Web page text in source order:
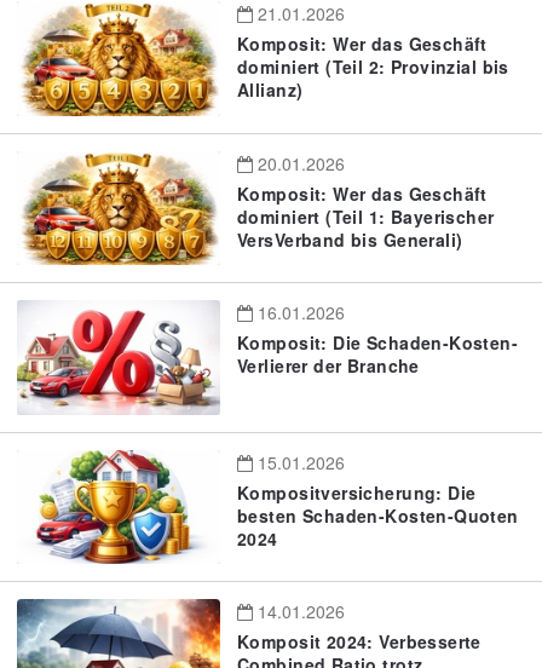
21.01.2026
Komposit: Wer das Geschäft
dominiert (Teil 2: Provinzial bis
Allianz)
20.01.2026
Komposit: Wer das Geschäft
dominiert (Teil 1: Bayerischer
VersVerband bis Generali)
16.01.2026
Komposit: Die Schaden-Kosten-
Verlierer der Branche
15.01.2026
Kompositversicherung: Die
besten Schaden-Kosten-Quoten
2024
14.01.2026
Komposit 2024: Verbesserte